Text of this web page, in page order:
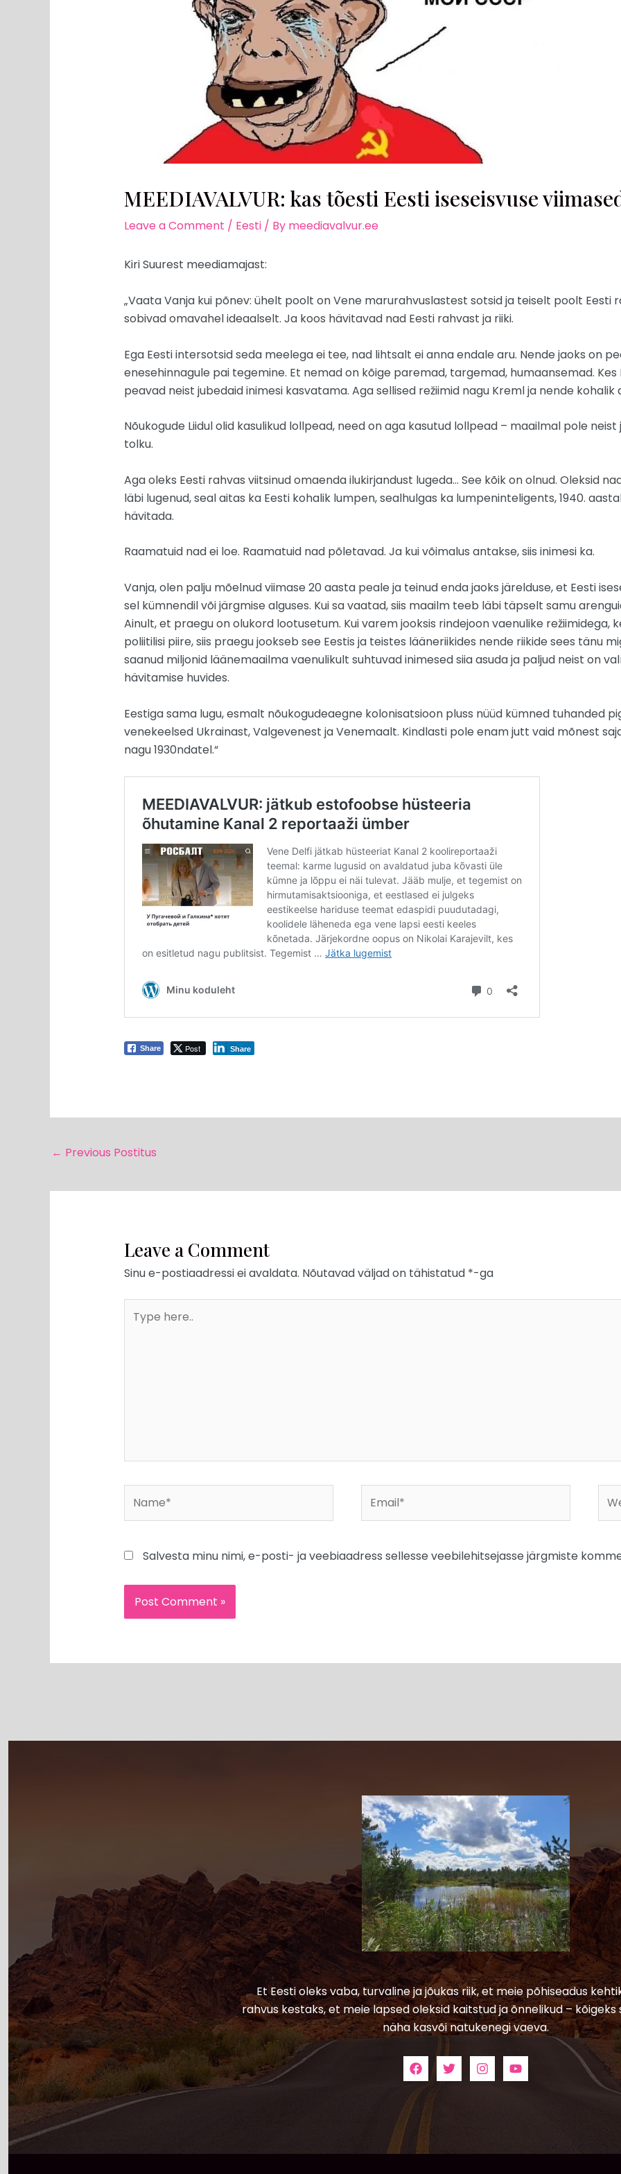
MEEDIAVALVUR: kas tõesti Eesti iseseisvuse
Leave a Comment / Eesti/ By meediavalvur.ee
Kiri Suurest meediamajast:
„Vaata Vanja kui põnev: ühelt poolt on Vene marurahvuslastest sotsid ja teiselt poolt Eesti
sobivad omavahel ideaalselt. Ja koos hävitavad nad Eesti rahvast ja riiki.
Ega Eesti intersotsid seda meelega ei tee, nad lihtsalt ei anna endale aru. Nende jaoks on
enesehinnagule pai tegemine. Et nemad on kõige paremad, targemad, humaansemad. Kes
peavad neist jubedaid inimesi kasvatama. Aga sellised režiimid nagu Kreml ja nende
Nõukogude Liidul olid kasulikud lollpead, need on aga kasutud lollpead – maailmal pole
tolku.
Aga oleks Eesti rahvas viitsinud omaenda ilukirjandust lugeda… See kõik on olnud. Oleksid
läbi lugenud, seal aitas ka Eesti kohalik lumpen, sealhulgas ka lumpeninteligents, 1940.
hävitada.
Raamatuid nad ei loe. Raamatuid nad põletavad. Ja kui võimalus antakse, siis inimesi ka.
Vanja, olen palju mõelnud viimase 20 aasta peale ja teinud enda jaoks järelduse, et Eesti
sel kümnendil või järgmise alguses. Kui sa vaatad, siis maailm teeb läbi täpselt samu
Ainult, et praegu on olukord lootusetum. Kui varem jooksis rindejoon vaenulike režiimidega,
poliitilisi piire, siis praegu jookseb see Eestis ja teistes lääneriikides nende riikide sees tänu
saanud miljonid läänemaailma vaenulikult suhtuvad inimesed siia asuda ja paljud neist on
hävitamise huvides.
Eestiga sama lugu, esmalt nõukogudeaegne kolonisatsioon pluss nüüd kümned tuhanded
venekeelsed Ukrainast, Valgevenest ja Venemaalt. Kindlasti pole enam jutt vaid mõnest
nagu 1930ndatel.“
Share Post Share
← Previous Postitus
Leave a Comment
Sinu e-postiaadressi ei avaldata. Nõutavad väljad on tähistatud *-ga
here..
Salvesta minu nimi, e-posti- ja veebiaadress sellesse veebilehitsejasse järgmiste
Et Eesti oleks vaba, turvaline ja jõukas riik, et meie põhiseadus
rahvus kestaks, et meie lapsed oleksid kaitstud ja õnnelikud – kõigeks
näha kasvõi natukenegi vaeva.